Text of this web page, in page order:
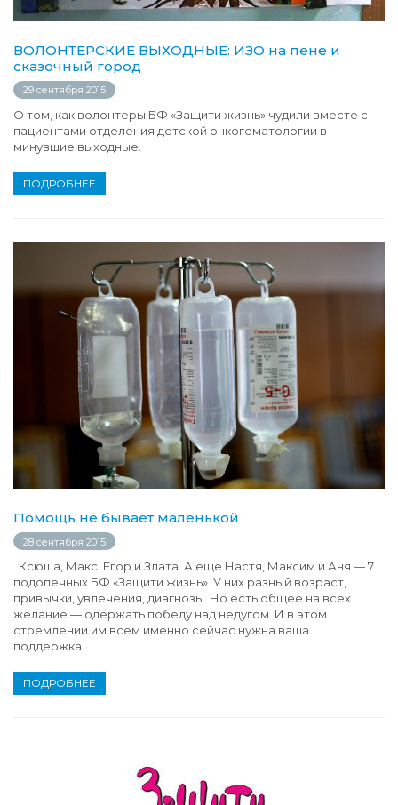
ВОЛОНТЕРСКИЕ ВЫХОДНЫЕ: ИЗО на пене и
сказочный город
29 сентября 2015
О том, как волонтеры БФ «Защити жизнь» чудили вместе с
пациентами отделения детской онкогематологии в
минувшие выходные.
ПОДРОБНЕЕ
Помощь не бывает маленькой
28 сентября 2015
Ксюша, Макс, Егор и Злата. А еще Настя, Максим и Аня — 7
подопечных БФ «Защити жизнь». У них разный возраст,
привычки, увлечения, диагнозы. Но есть общее на всех
желание — одержать победу над недугом. И в этом
стремлении им всем именно сейчас нужна ваша
поддержка.
ПОДРОБНЕЕ